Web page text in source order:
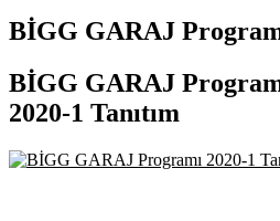
BİGG GARAJ
BİGG GARAJ
2020-1 Tanıtım